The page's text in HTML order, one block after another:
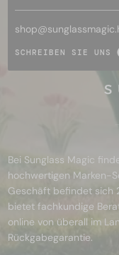
shop@
SCHREIBEN SIE UNS
Bei Sunglass Magic
hochwertigen Marken-
Geschäft befindet sich
bietet fachkundige
online von überall im
Rückgabegarantie.